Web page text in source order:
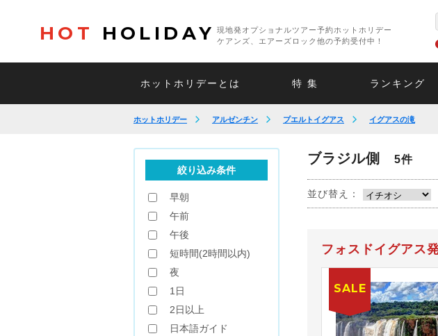
HOT HOLIDAY
現地発オプショナルツアー予約ホットホリデー
ケアンズ、エアーズロック他の予約受付中！
ホットホリデーとは 特 集 ランキング
ホットホリデー アルゼンチン プエルトイグアス イグアスの滝
ブラジル側 5件
並び替え：
フォスドイグアス
SALE
絞り込み条件
早朝
午前
午後
短時間(2時間以内)
夜
1日
2日以上
日本語ガイド